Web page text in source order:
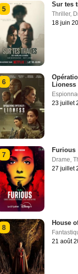
5
Sur tes
Thriller,
18 juin
6
Lioness
23 juillet
7
Furious
Drame,
27 juillet
8
House
21 août